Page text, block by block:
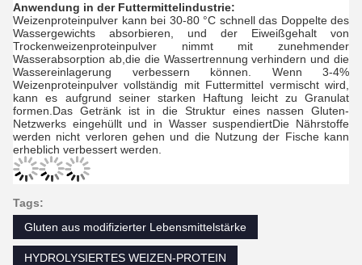
Anwendung in der Futtermittelindustrie:
Weizenproteinpulver kann bei 30-80 °C schnell das Doppelte des
Wassergewichts absorbieren, und der Eiweißgehalt von
Trockenweizenproteinpulver nimmt mit zunehmender
Wasserabsorption ab,die die Wassertrennung verhindern und die
Wassereinlagerung verbessern können. Wenn 3-4%
Weizenproteinpulver vollständig mit Futtermittel vermischt wird,
kann es aufgrund seiner starken Haftung leicht zu Granulat
formen.Das Getränk ist in die Struktur eines nassen Gluten-
Netzwerks eingehüllt und in Wasser suspendiertDie Nährstoffe
werden nicht verloren gehen und die Nutzung der Fische kann
erheblich verbessert werden.
Tags:
Gluten aus modifizierter Lebensmittelstärke
HYDROLYSIERTES WEIZEN-PROTEIN